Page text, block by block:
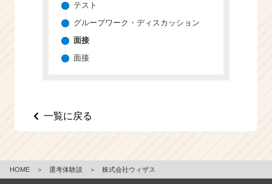
ア
r
r
テスト
グループワーク・ディスカッション
面接
面接
一覧に戻る
HOME ＞ 選考体験談 ＞ 株式会社ウィザス